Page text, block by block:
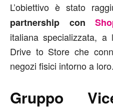
L’obiettivo è stato
partnership con
italiana specializzata, a
Drive to Store che
negozi fisici intorno a loro.
Gruppo